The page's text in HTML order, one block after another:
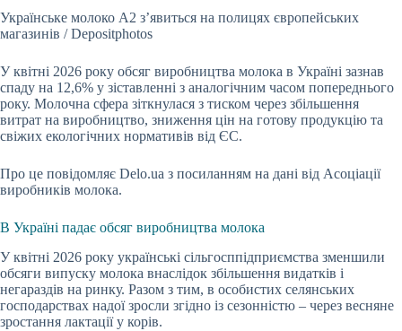
Українське молоко А2 з’явиться на полицях європейських
магазинів / Depositphotos
У квітні 2026 року обсяг виробництва молока в Україні зазнав
спаду на 12,6% у зіставленні з аналогічним часом попереднього
року. Молочна сфера зіткнулася з тиском через збільшення
витрат на виробництво, зниження цін на готову продукцію та
свіжих екологічних нормативів від ЄС.
Про це повідомляє Delo.ua з посиланням на дані від Асоціації
виробників молока.
В Україні падає обсяг виробництва молока
У квітні 2026 року українські сільгосппідприємства зменшили
обсяги випуску молока внаслідок збільшення видатків і
негараздів на ринку. Разом з тим, в особистих селянських
господарствах надої зросли згідно із сезонністю – через весняне
зростання лактації у корів.